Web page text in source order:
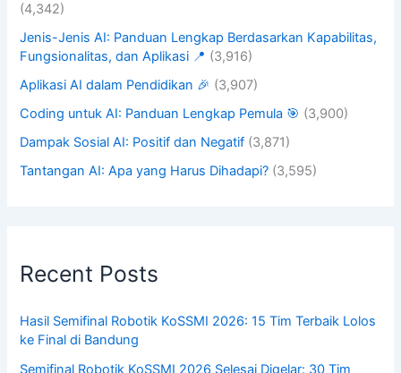
(4,342)
Jenis-Jenis AI: Panduan Lengkap Berdasarkan Kapabilitas,
Fungsionalitas, dan Aplikasi 📍 (3,916)
Aplikasi AI dalam Pendidikan 🎉 (3,907)
Coding untuk AI: Panduan Lengkap Pemula 🎯 (3,900)
Dampak Sosial AI: Positif dan Negatif (3,871)
Tantangan AI: Apa yang Harus Dihadapi? (3,595)
Recent Posts
Hasil Semifinal Robotik KoSSMI 2026: 15 Tim Terbaik Lolos
ke Final di Bandung
Semifinal Robotik KoSSMI 2026 Selesai Digelar: 30 Tim